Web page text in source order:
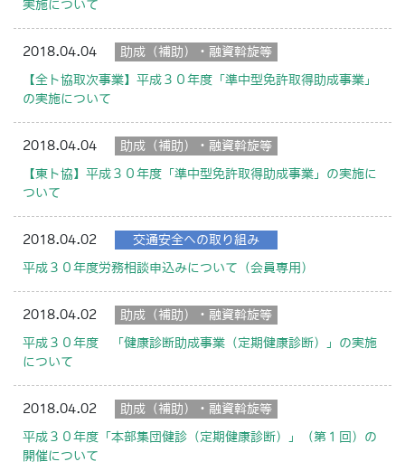
実施について
2018.04.04 助成（補助）・融資斡旋等
【全ト協取次事業】平成３０年度「準中型免許取得助成事業」
の実施について
2018.04.04 助成（補助）・融資斡旋等
【東ト協】平成３０年度「準中型免許取得助成事業」の実施に
ついて
2018.04.02 交通安全への取り組み
平成３０年度労務相談申込みについて（会員専用）
2018.04.02 助成（補助）・融資斡旋等
平成３０年度 「健康診断助成事業（定期健康診断）」の実施
について
2018.04.02 助成（補助）・融資斡旋等
平成３０年度「本部集団健診（定期健康診断）」（第１回）の
開催について